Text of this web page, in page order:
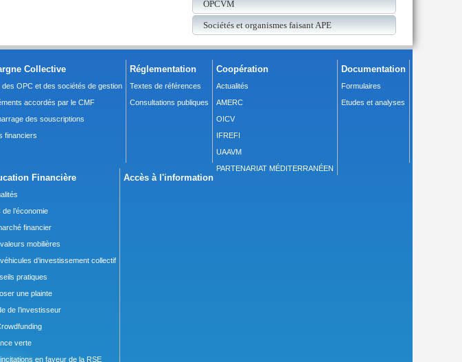
OPCVM
Sociétés et organismes faisant APE
Collective
des OPC et des sociétés de gestion
accordés par le CMF
des souscriptions
financiers
Réglementation
Textes de références
Consultations publiques
Coopération
Actualités
AMERC
OICV
IFREFI
UAAVM
PARTENARIAT MÉDITERRANÉEN
Documentation
Formulaires
Etudes et analyses
Financière
de l’économie
financier
mobilières
d’investissement collectif
pratiques
une plainte
de l’investisseur
verte
en faveur de la RSE
Accès à l'information